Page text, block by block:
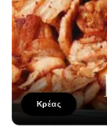
Κρέας